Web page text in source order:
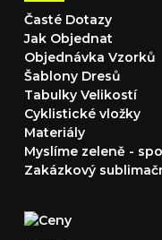
Časté Dotazy
Jak Objednat
Objednávka Vzorků
Šablony Dresů
Tabulky Velikostí
Cyklistické vložky
Materiály
Myslíme zeleně -
Zakázkový